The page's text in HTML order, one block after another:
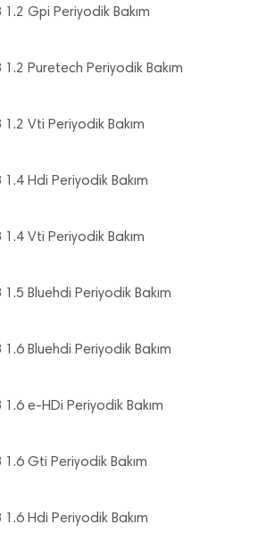
Gpi Periyodik Bakım
Puretech Periyodik Bakım
Vti Periyodik Bakım
Hdi Periyodik Bakım
Vti Periyodik Bakım
Bluehdi Periyodik Bakım
Bluehdi Periyodik Bakım
e-HDi Periyodik Bakım
Gti Periyodik Bakım
Hdi Periyodik Bakım